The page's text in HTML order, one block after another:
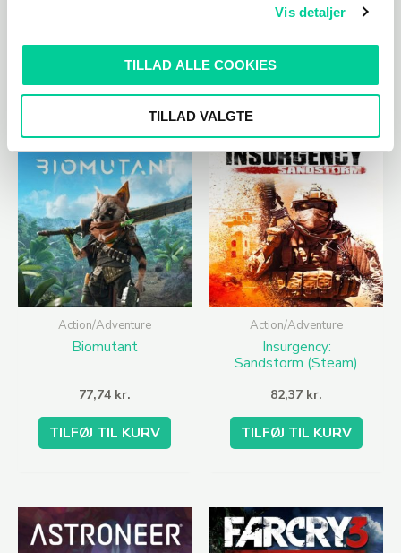
Vis detaljer
TILLAD ALLE COOKIES
TILLAD VALGTE
Diskplads: 40 GB tilgængelig plads
Relaterede varer
Action/Adventure
Biomutant
77,74 kr.
TILFØJ TIL KURV
Action/Adventure
Insurgency:
Sandstorm (Steam)
82,37 kr.
TILFØJ TIL KURV